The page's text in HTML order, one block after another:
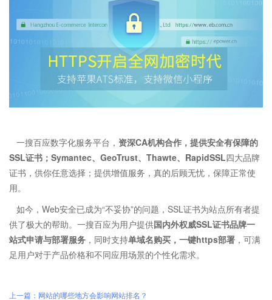
一搜百应数字化服务平台， 资深CA机构合作，提供安全有保障的
SSL证书；Symantec、GeoTrust、Thawte、RapidSSL四大品牌
证书，供你任意选择；提供增值服务，真的后顾无忧，保障正常使
用。
如今，Web安全已成为“不妥协”的问题，SSL证书为站点所有者提
供了极大的帮助。一搜百应为用户提供国内外权威SSL证书品牌一
站式申请与部署服务 ，同时支持单域名购买，一键https部署 ，可满
足用户对于产品价格和不同应用场景的个性化需求。
上一篇：网站的哪些地方会影响网站排名？